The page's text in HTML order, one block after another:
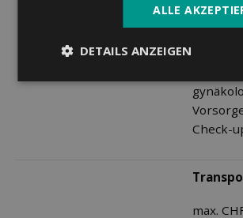
90%
Check-
max.
ALLE
DETAILS ANZEIGEN